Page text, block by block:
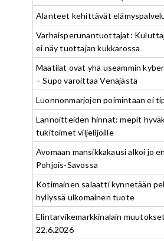
Alanteet kehittävät
Varhaisperunantuottajat:
ei näy tuottajan kukkarossa
Maatilat ovat yhä useammin
– Supo varoittaa Venäjästä
Luonnonmarjojen poimintaan ei
Lannoitteiden hinnat: mepit
tukitoimet viljelijöille
Avomaan mansikkakausi alkoi jo
Pohjois-Savossa
Kotimainen salaatti kynnetään
hyllyssä ulkomainen tuote
Elintarvikemarkkinalain
22.6.2026